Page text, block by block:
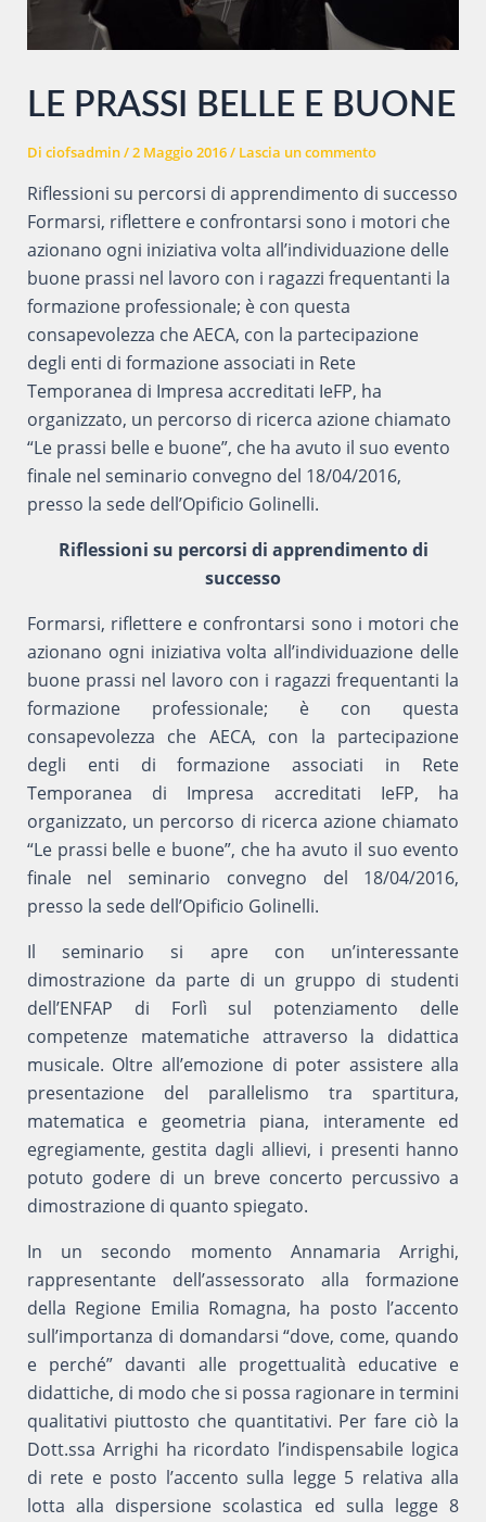
LE PRASSI BELLE E BUONE
Di ciofsadmin/2 Maggio 2016/ Lascia un commento
Riflessioni su percorsi di apprendimento di successo
Formarsi, riflettere e confrontarsi sono i motori che
azionano ogni iniziativa volta all’individuazione delle
buone prassi nel lavoro con i ragazzi frequentanti la
formazione professionale; è con questa
consapevolezza che AECA, con la partecipazione
degli enti di formazione associati in Rete
Temporanea di Impresa accreditati IeFP, ha
organizzato, un percorso di ricerca azione chiamato
“Le prassi belle e buone”, che ha avuto il suo evento
finale nel seminario convegno del 18/04/2016,
presso la sede dell’Opificio Golinelli.
Riflessioni su percorsi di apprendimento di
successo
Formarsi, riflettere e confrontarsi sono i motori che
azionano ogni iniziativa volta all’individuazione delle
buone prassi nel lavoro con i ragazzi frequentanti la
formazione professionale; è con questa
consapevolezza che AECA, con la partecipazione
degli enti di formazione associati in Rete
Temporanea di Impresa accreditati IeFP, ha
organizzato, un percorso di ricerca azione chiamato
“Le prassi belle e buone”, che ha avuto il suo evento
finale nel seminario convegno del 18/04/2016,
presso la sede dell’Opificio Golinelli.
Il seminario si apre con un’interessante
dimostrazione da parte di un gruppo di studenti
dell’ENFAP di Forlì sul potenziamento delle
competenze matematiche attraverso la didattica
musicale. Oltre all’emozione di poter assistere alla
presentazione del parallelismo tra spartitura,
matematica e geometria piana, interamente ed
egregiamente, gestita dagli allievi, i presenti hanno
potuto godere di un breve concerto percussivo a
dimostrazione di quanto spiegato.
In un secondo momento Annamaria Arrighi,
rappresentante dell’assessorato alla formazione
della Regione Emilia Romagna, ha posto l’accento
sull’importanza di domandarsi “dove, come, quando
e perché” davanti alle progettualità educative e
didattiche, di modo che si possa ragionare in termini
qualitativi piuttosto che quantitativi. Per fare ciò la
Dott.ssa Arrighi ha ricordato l’indispensabile logica
di rete e posto l’accento sulla legge 5 relativa alla
lotta alla dispersione scolastica ed sulla legge 8